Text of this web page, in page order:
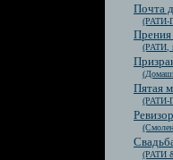
Почта
(РАТИ-
Прения
(РАТИ,
Пятая
(РАТИ-
Ревизор
(РАТИ